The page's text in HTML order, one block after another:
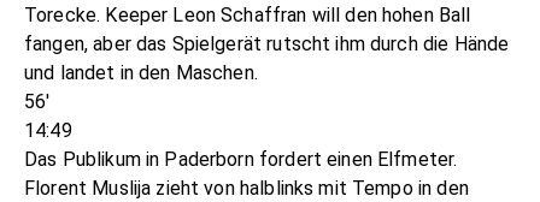
Torecke. Keeper Leon Schaffran will den hohen Ball
fangen, aber das Spielgerät rutscht ihm durch die Hände
und landet in den Maschen.
56'
14:49
Das Publikum in Paderborn fordert einen Elfmeter.
Florent Muslija zieht von halblinks mit Tempo in den